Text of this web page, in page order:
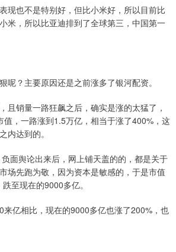
现也不是特别好，但比小米好，所以目前比
米，所以比亚迪排到了全球第三，中国第一
呢？主要原因还是之前涨多了银河配资。
且销量一路狂飙之后，确实是涨的太猛了，
值，一路涨到1.5万亿，相当于涨了400%，这
内达到的。
面舆论出来后，网上铺天盖的的，都是关于
场先跑为敬，因为资本是敏感的，于是市值
至现在的9000多亿。
来亿相比，现在的9000多亿也涨了200%，也